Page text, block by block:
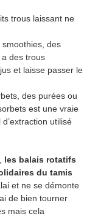
trous laissant ne
des
des trous
et laisse passer le
des purées ou
est une vraie
utilisé
les balais rotatifs
du tamis
et ne se démonte
de bien tourner
mais cela